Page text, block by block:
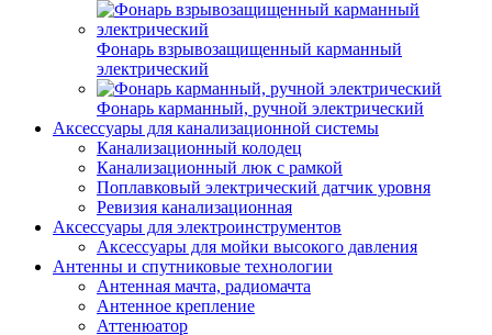
Фонарь взрывозащищенный карманный
электрический
Фонарь карманный, ручной электрический
Аксессуары для канализационной системы
Канализационный колодец
Канализационный люк с рамкой
Поплавковый электрический датчик уровня
Ревизия канализационная
Аксессуары для электроинструментов
Аксессуары для мойки высокого давления
Антенны и спутниковые технологии
Антенная мачта, радиомачта
Антенное крепление
Аттенюатор